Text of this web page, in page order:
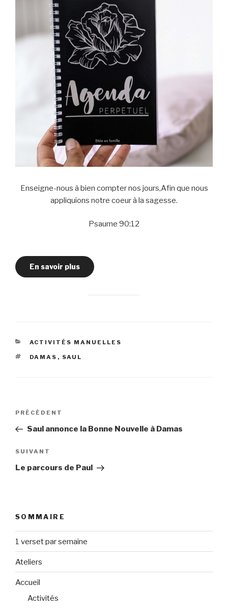
Enseigne-nous à bien compter nos jours,Afin que nous
appliquions notre coeur à la sagesse.
Psaume 90:12
En savoir plus
CATÉGORIES
ACTIVITÉS MANUELLES
ÉTIQUETTES
DAMAS , SAUL
Navigation
l’article
Article
précédent
PRÉCÉDENT
Saul annonce la Bonne Nouvelle à Damas
Article
suivant
SUIVANT
Le parcours de Paul
SOMMAIRE
1 verset par semaine
Ateliers
Accueil
Activités